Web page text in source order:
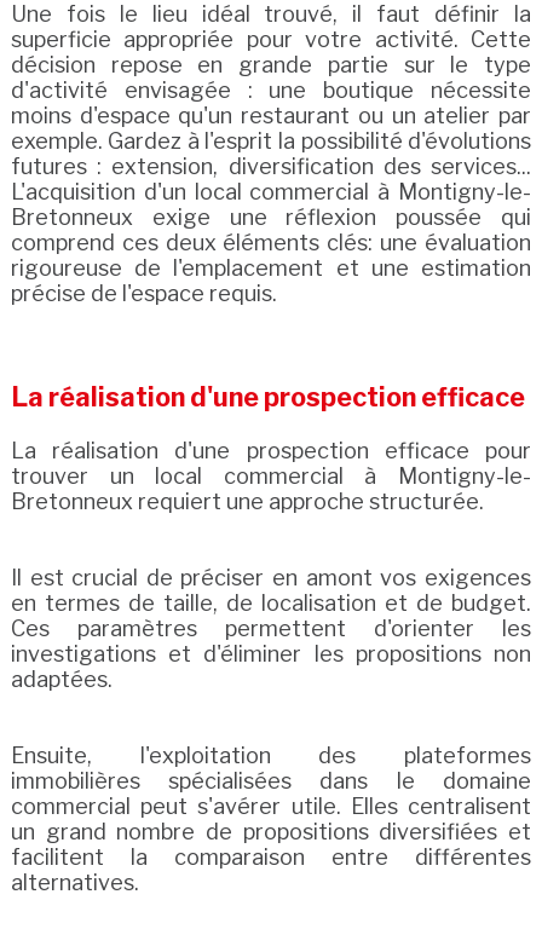
Une fois le lieu idéal trouvé, il faut définir la
superficie appropriée pour votre activité. Cette
décision repose en grande partie sur le type
d'activité envisagée : une boutique nécessite
moins d'espace qu'un restaurant ou un atelier par
exemple. Gardez à l'esprit la possibilité d'évolutions
futures : extension, diversification des services...
L'acquisition d'un local commercial à Montigny-le-
Bretonneux exige une réflexion poussée qui
comprend ces deux éléments clés: une évaluation
rigoureuse de l'emplacement et une estimation
précise de l'espace requis.
La réalisation d'une prospection efficace
La réalisation d'une prospection efficace pour
trouver un local commercial à Montigny-le-
Bretonneux requiert une approche structurée.
Il est crucial de préciser en amont vos exigences
en termes de taille, de localisation et de budget.
Ces paramètres permettent d'orienter les
investigations et d'éliminer les propositions non
adaptées.
Ensuite, l'exploitation des plateformes
immobilières spécialisées dans le domaine
commercial peut s'avérer utile. Elles centralisent
un grand nombre de propositions diversifiées et
facilitent la comparaison entre différentes
alternatives.